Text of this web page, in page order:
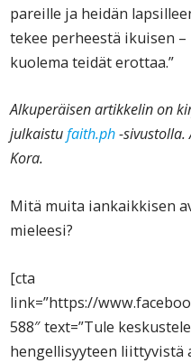
pareille ja heidän
tekee perheestä ikuisen
kuolema teidät erottaa.”
Alkuperäisen artikkelin on
julkaistufaith.ph-sivustolla.
Kora.
Mitä muita iankaikkisen
mieleesi?
[cta
link=”https://
588″ text=”Tule
hengellisyyteen liittyvistä